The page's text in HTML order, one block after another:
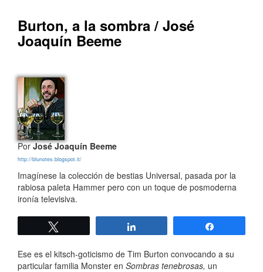
Burton, a la sombra / José
Joaquín Beeme
PorJosé Joaquín Beeme
http://blunotes.blogspot.it/
Imagínese la colección de bestias Universal, pasada por la
rabiosa paleta Hammer pero con un toque de posmoderna
ironía televisiva.
Ese es el kitsch-goticismo de Tim Burton convocando a su
particular familia Monster en Sombras tenebrosas, un